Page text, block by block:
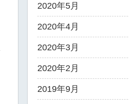
2020年5月
2020年4月
2020年3月
2020年2月
2019年9月